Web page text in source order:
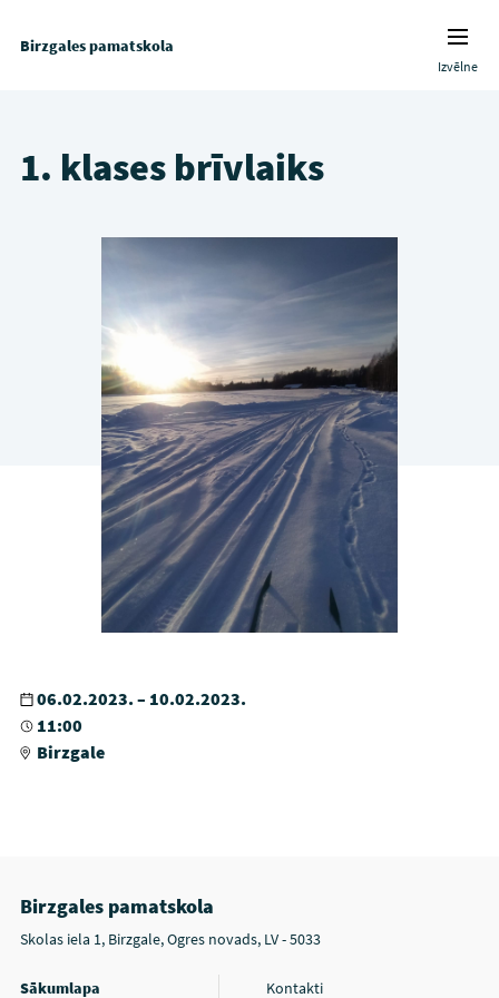
Birzgales pamatskola
Izvēlne
1. klases brīvlaiks
06.02.2023. – 10.02.2023.
11:00
Birzgale
Birzgales pamatskola
Skolas iela 1, Birzgale, Ogres novads, LV - 5033
Sākumlapa Kontakti